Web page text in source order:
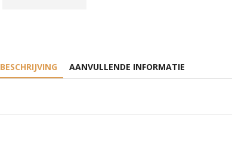
BESCHRIJVING AANVULLENDE INFORMATIE